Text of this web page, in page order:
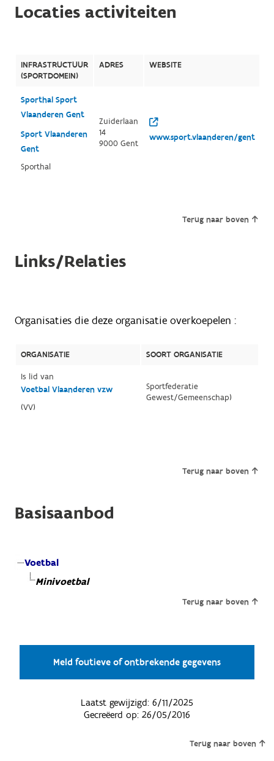
Locaties activiteiten
INFRASTRUCTUUR
(SPORTDOMEIN)
ADRES WEBSITE
Sporthal Sport
Vlaanderen Gent
Sport Vlaanderen
Gent
Sporthal
Zuiderlaan
14
9000 Gent
www.sport.vlaanderen/gent
Terug naar boven
Links/Relaties
Organisaties die deze organisatie overkoepelen :
ORGANISATIE
SOORT ORGANISATIE
Is lid van
Voetbal Vlaanderen vzw
(VV)
Sportfederatie
Gewest/Gemeenschap)
Terug naar boven
Basisaanbod
Voetbal
Minivoetbal
Terug naar boven
Meld foutieve of ontbrekende gegevens
Laatst gewijzigd: 6/11/2025
Gecreëerd op: 26/05/2016
Terug naar boven